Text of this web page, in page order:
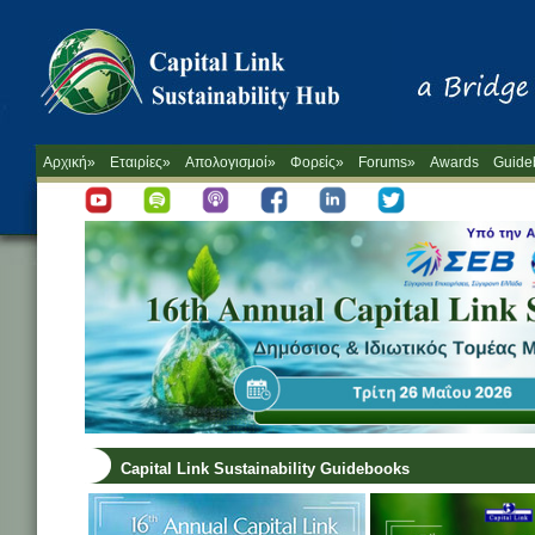
Αρχική» Εταιρίες» Απολογισμοί» Φορείς» Forums» Awards
Capital Link Sustainability Guidebooks